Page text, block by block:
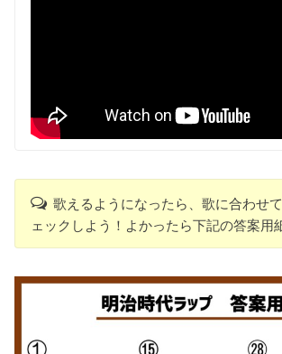
歌えるようになったら、歌に合わせ
ェックしよう！よかったら下記の答案用